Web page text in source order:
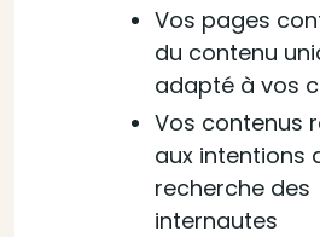
Vos pages
du contenu
adapté à vos
Vos contenus
aux intentions
recherche des
internautes